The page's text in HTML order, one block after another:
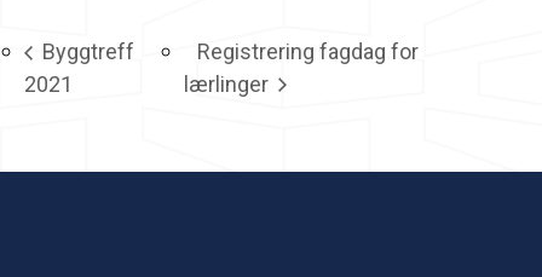
Byggtreff
2021
Registrering fagdag for
lærlinger